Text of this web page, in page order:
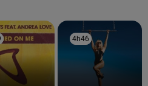
4h46
4h46